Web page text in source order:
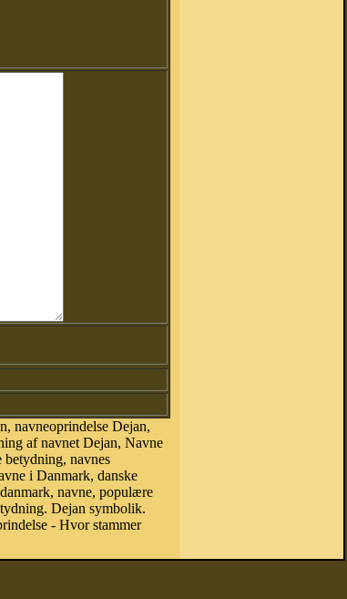
navneoprindelse Dejan,
af navnet Dejan, Navne
betydning, navnes
i Danmark, danske
navne, populære
Dejan symbolik.
- Hvor stammer